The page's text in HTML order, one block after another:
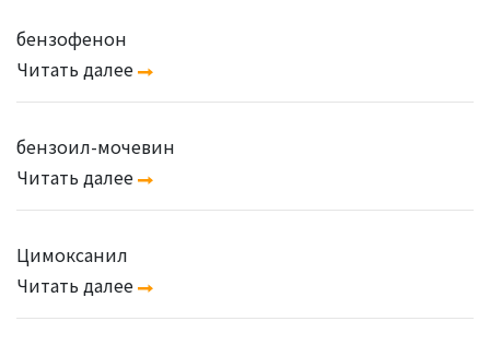
бензофенон
Читать далее
бензоил-мочевин
Читать далее
Цимоксанил
Читать далее